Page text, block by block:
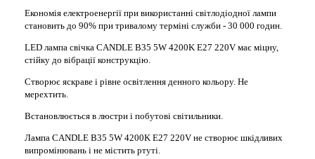
Економія електроенергії при використанні світлодіодної лампи
становить до 90% при тривалому терміні служби - 30 000 годин.
LED лампа свічка CANDLE B35 5W 4200K E27 220V має міцну,
стійку до вібрації конструкцію.
Створює яскраве і рівне освітлення денного кольору. Не
мерехтить.
Встановлюється в люстри і побутові світильники.
Лампа CANDLE B35 5W 4200K E27 220V не створює шкідливих
випромінювань і не містить ртуті.